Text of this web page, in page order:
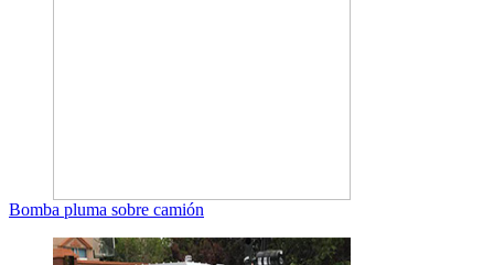
Bomba pluma sobre camión